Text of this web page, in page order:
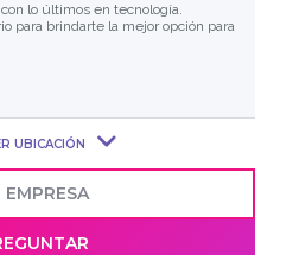
lo últimos en tecnología.
para brindarte la mejor opción para
UBICACIÓN
EMPRESA